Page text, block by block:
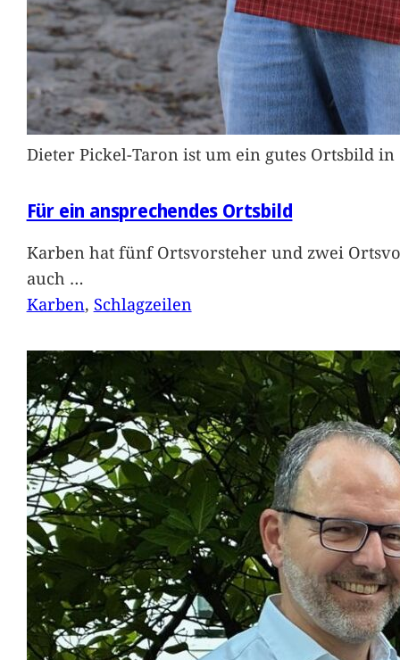
Dieter Pickel-Taron ist um ein gutes Ortsbild
Für ein ansprechendes Ortsbild
Karben hat fünf Ortsvorsteher und zwei
auch …
Karben, Schlagzeilen